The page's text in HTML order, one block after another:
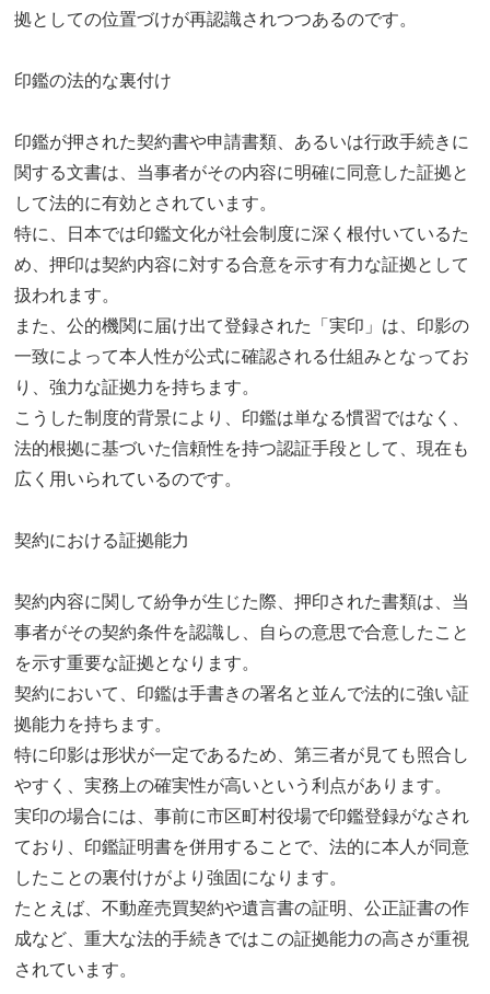
拠としての位置づけが再認識されつつあるのです。
印鑑の法的な裏付け
印鑑が押された契約書や申請書類、あるいは行政手続きに
関する文書は、当事者がその内容に明確に同意した証拠と
して法的に有効とされています。
特に、日本では印鑑文化が社会制度に深く根付いているた
め、押印は契約内容に対する合意を示す有力な証拠として
扱われます。
また、公的機関に届け出て登録された「実印」は、印影の
一致によって本人性が公式に確認される仕組みとなってお
り、強力な証拠力を持ちます。
こうした制度的背景により、印鑑は単なる慣習ではなく、
法的根拠に基づいた信頼性を持つ認証手段として、現在も
広く用いられているのです。
契約における証拠能力
契約内容に関して紛争が生じた際、押印された書類は、当
事者がその契約条件を認識し、自らの意思で合意したこと
を示す重要な証拠となります。
契約において、印鑑は手書きの署名と並んで法的に強い証
拠能力を持ちます。
特に印影は形状が一定であるため、第三者が見ても照合し
やすく、実務上の確実性が高いという利点があります。
実印の場合には、事前に市区町村役場で印鑑登録がなされ
ており、印鑑証明書を併用することで、法的に本人が同意
したことの裏付けがより強固になります。
たとえば、不動産売買契約や遺言書の証明、公正証書の作
成など、重大な法的手続きではこの証拠能力の高さが重視
されています。